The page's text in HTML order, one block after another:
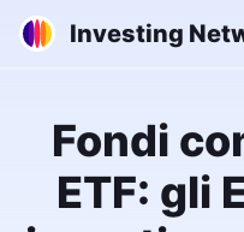
Investing
Fondi
ETF: gli